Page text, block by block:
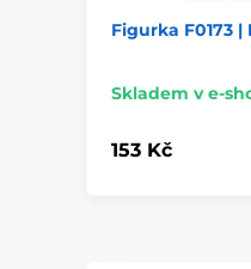
Figurka F0173 |
Skladem v e-
153 Kč